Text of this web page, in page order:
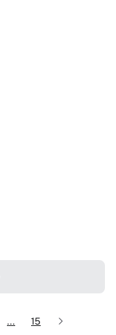
... 15